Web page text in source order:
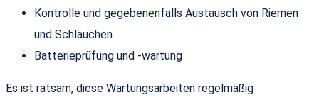
Kontrolle und gegebenenfalls Austausch von Riemen
und Schläuchen
Batterieprüfung und -wartung
Es ist ratsam, diese Wartungsarbeiten regelmäßig